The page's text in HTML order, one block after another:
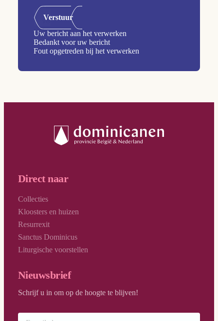
Verstuur
Uw bericht aan het verwerken
Bedankt voor uw bericht
Fout opgetreden bij het verwerken
Direct naar
Collecties
Kloosters en huizen
Resurrexit
Sanctus Dominicus
Liturgische voorstellen
Nieuwsbrief
Schrijf u in om op de hoogte te blijven!